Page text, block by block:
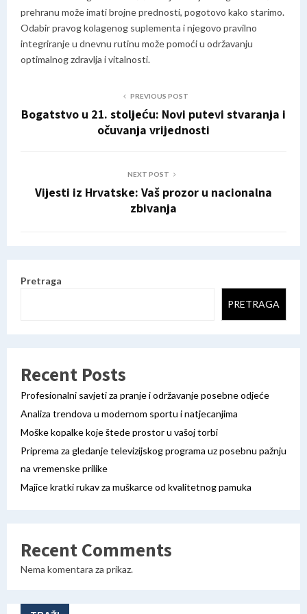
prehranu može imati brojne prednosti, pogotovo kako starimo.
Odabir pravog kolagenog suplementa i njegovo pravilno
integriranje u dnevnu rutinu može pomoći u održavanju
optimalnog zdravlja i vitalnosti.
PREVIOUS POST
Bogatstvo u 21. stoljeću: Novi putevi stvaranja i
očuvanja vrijednosti
NEXT POST
Vijesti iz Hrvatske: Vaš prozor u nacionalna
zbivanja
Pretraga
PRETRAGA
Recent Posts
Profesionalni savjeti za pranje i održavanje posebne odjeće
Analiza trendova u modernom sportu i natjecanjima
Moške kopalke koje štede prostor u vašoj torbi
Priprema za gledanje televizijskog programa uz posebnu pažnju
na vremenske prilike
Majice kratki rukav za muškarce od kvalitetnog pamuka
Recent Comments
Nema komentara za prikaz.